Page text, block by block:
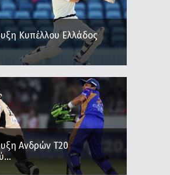
Κυπέλλου Ελλάδος
Ανδρών Τ20